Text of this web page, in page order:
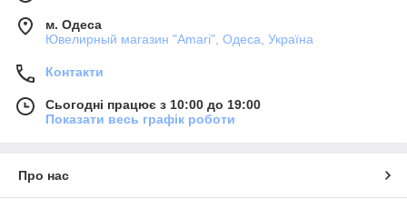
м. Одеса
Ювелирный магазин "Amari", Одеса, Україна
Контакти
Сьогодні працює з 10:00 до 19:00
Показати весь графік роботи
Про нас